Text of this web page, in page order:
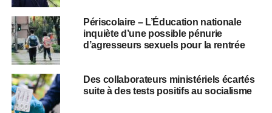
Périscolaire – L’Éducation nationale
inquiète d’une possible pénurie
d’agresseurs sexuels pour la rentrée
Des collaborateurs ministériels écartés
suite à des tests positifs au socialisme